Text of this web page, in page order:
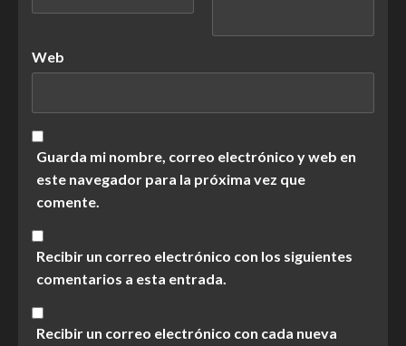
Web
Guarda mi nombre, correo electrónico y web en
este navegador para la próxima vez que
comente.
Recibir un correo electrónico con los siguientes
comentarios a esta entrada.
Recibir un correo electrónico con cada nueva